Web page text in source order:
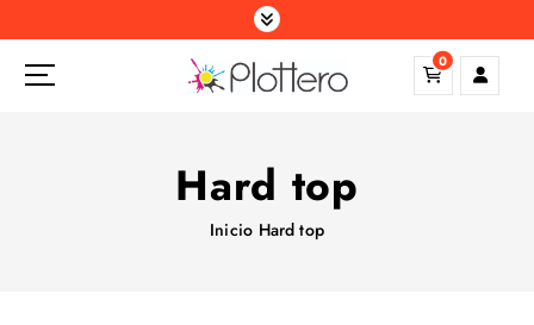
a
0
Hard top
Inicio Hard top